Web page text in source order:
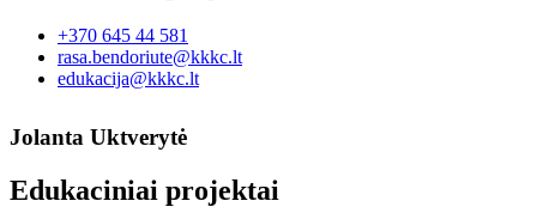
+370 645 44 581
rasa.bendoriute@kkkc.lt
edukacija@kkkc.lt
Jolanta Uktverytė
Edukaciniai projektai